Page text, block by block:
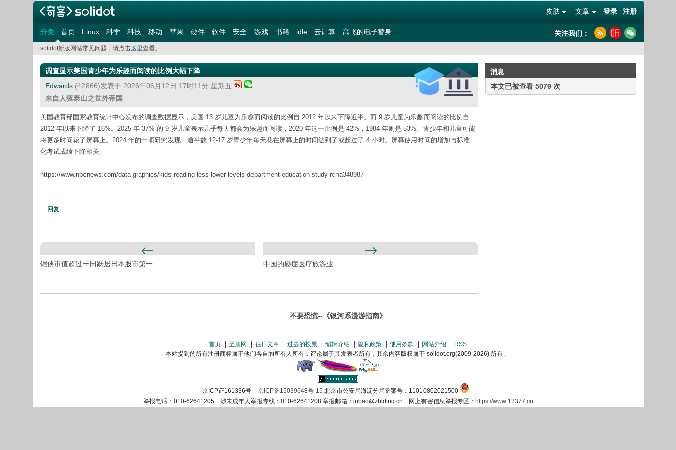
登录 注册
文章
皮肤
分类: 首页 Linux 科学 科技 移动 苹果 硬件 软件 安全 游戏 书籍 idle 云计算 高飞的电子替身 关注我们：
solidot新版网站常见问题，请点击这里查看。
消息
本文已被查看 5079 次
调查显示美国青少年为乐趣而阅读的比例大幅下降
Edwards(42866)发表于 2026年06月12日 17时11分 星期五
来自人猿泰山之世外帝国
美国教育部国家教育统计中心发布的调查数据显示，美国 13 岁儿童为乐趣而阅读的比例自 2012 年以来下降近半。而 9 岁儿童为乐趣而阅读的比例自
2012 年以来下降了 16%。2025 年 37% 的 9 岁儿童表示几乎每天都会为乐趣而阅读，2020 年这一比例是 42%，1984 年则是 53%。青少年和儿童可能
将更多时间花了屏幕上。2024 年的一项研究发现，逾半数 12-17 岁青少年每天花在屏幕上的时间达到了或超过了 4 小时。屏幕使用时间的增加与标准
化考试成绩下降相关。
https://www.nbcnews.com/data-graphics/kids-reading-less-lower-levels-department-education-study-rcna348987
回复
铠侠市值超过丰田跃居日本股市第一 中国的癌症医疗旅游业
不要恐慌--《银河系漫游指南》
首页 至顶网 往日文章 过去的投票 编辑介绍 隐私政策 使用条款 网站介绍
RSS
本站提到的所有注册商标属于他们各自的所有人所有，评论属于其发表者所有，其余内容版权属于 solidot.org(2009-2026) 所有 。
京ICP证161336号 京ICP备15039648号-15 北京市公安局海淀分局备案号：11010802021500
举报电话：010-62641205 涉未成年人举报专线：010-62641208 举报邮箱：jubao@zhiding.cn 网上有害信息举报专区： https://www.12377.cn